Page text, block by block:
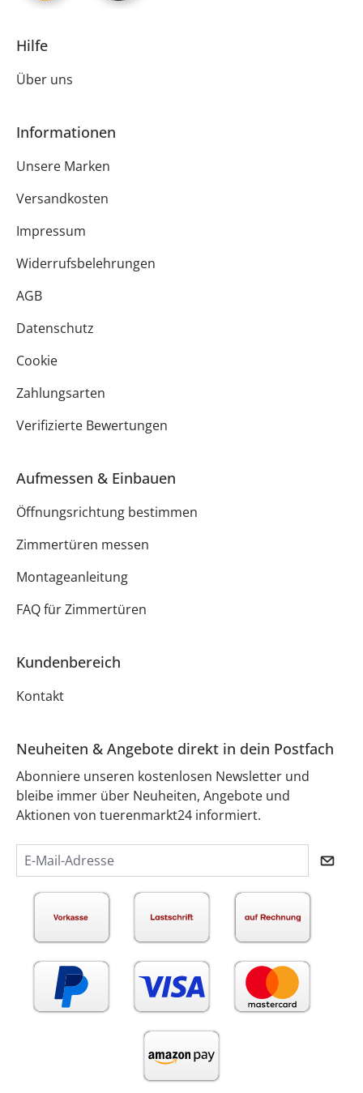
Hilfe
Über uns
Informationen
Unsere Marken
Versandkosten
Impressum
Widerrufsbelehrungen
AGB
Datenschutz
Cookie
Zahlungsarten
Verifizierte Bewertungen
Aufmessen & Einbauen
Öffnungsrichtung bestimmen
Zimmertüren messen
Montageanleitung
FAQ für Zimmertüren
Kundenbereich
Kontakt
Neuheiten & Angebote direkt in dein Postfach
Abonniere unseren kostenlosen Newsletter und
bleibe immer über Neuheiten, Angebote und
Aktionen von tuerenmarkt24 informiert.